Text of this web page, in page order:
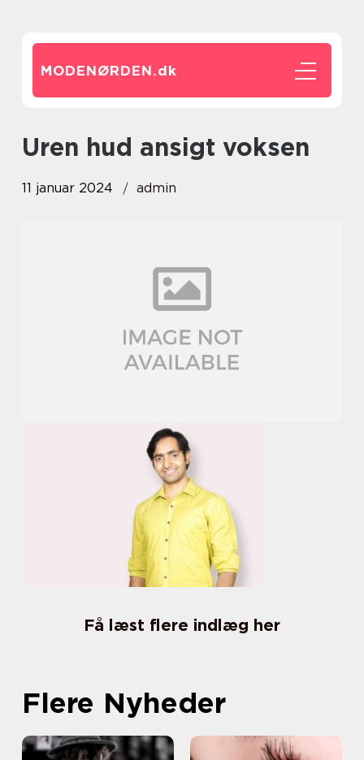
MODENØRDEN.dk
uren hud ansigt voksen
11 januar 2024 admin
Få læst flere indlæg her
Flere Nyheder